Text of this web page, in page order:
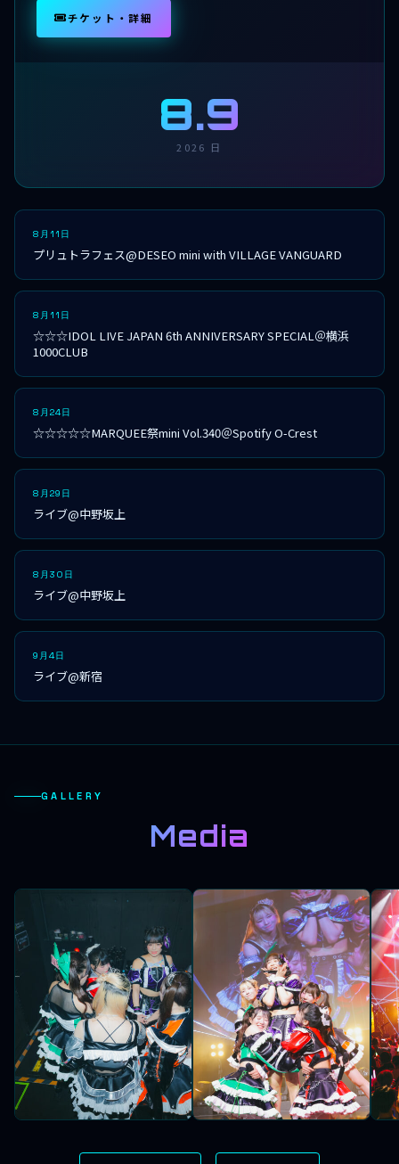
チケット・詳細
8.9
2026 日
8月11日
プリュトラフェス@DESEO mini with VILLAGE VANGUARD
8月11日
☆☆☆IDOL LIVE JAPAN 6th ANNIVERSARY SPECIAL＠横浜
1000CLUB
8月24日
☆☆☆☆☆MARQUEE祭mini Vol.340＠Spotify O-Crest
8月29日
ライブ@中野坂上
8月30日
ライブ@中野坂上
9月4日
ライブ@新宿
GALLERY
Media